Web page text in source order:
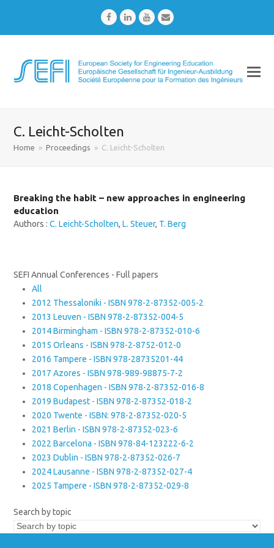
FacebookLinkedInYoutubeEmail
C. Leicht-Scholten
Home » Proceedings » C. Leicht-Scholten
Breaking the habit – new approaches in engineering
education
Authors :C. Leicht-Scholten,L. Steuer, T. Berg
SEFI Annual Conferences - Full papers
All
2012 Thessaloniki - ISBN 978-2-87352-005-2
2013 Leuven - ISBN 978-2-87352-004-5
2014 Birmingham - ISBN 978-2-87352-010-6
2015 Orleans - ISBN 978-2-8752-012-0
2016 Tampere - ISBN 978-28735201-44
2017 Azores - ISBN 978-989-98875-7-2
2018 Copenhagen - ISBN 978-2-87352-016-8
2019 Budapest - ISBN 978-2-87352-018-2
2020 Twente - ISBN: 978-2-87352-020-5
2021 Berlin - ISBN 978-2-87352-023-6
2022 Barcelona - ISBN 978-84-123222-6-2
2023 Dublin - ISBN 978-2-87352-026-7
2024 Lausanne - ISBN 978-2-87352-027-4
2025 Tampere - ISBN 978-2-87352-029-8
Search by topic